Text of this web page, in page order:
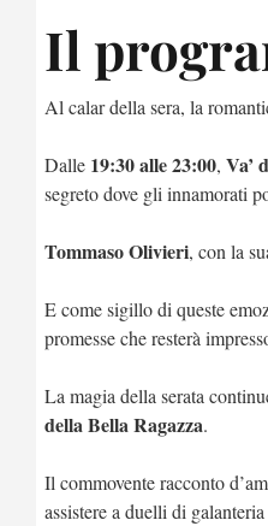
Il
Al calar della sera, la
Dalle 19:30 alle 23:00, Va’
segreto dove gli innamorati
Tommaso Olivieri, con la
E come sigillo di queste
promesse che resterà
La magia della serata
della Bella Ragazza.
Il commovente racconto
assistere a duelli di